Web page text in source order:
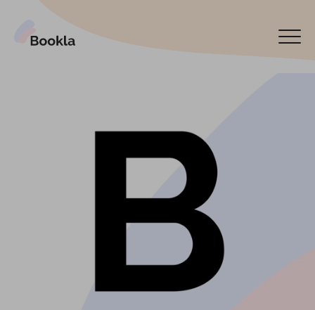
Reservar ahora
English
Latviski
По-русски